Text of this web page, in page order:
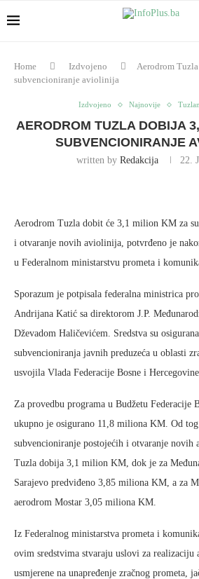
Home Izdvojeno
Aerodrom
subvencioniranje aviolinija
Izdvojeno Najnovije
AERODROM TUZLA DOBIJA
SUBVENCIONIRANJE
written by Redakcija 22.
Aerodrom Tuzla dobit će 3,1 milion KM za
i otvaranje novih aviolinija, potvrđeno je
u Federalnom ministarstvu prometa i
Sporazum je potpisala federalna ministrica
Andrijana Katić sa direktorom J.P.
Dževadom Haličevićem. Sredstva su
subvencioniranja javnih preduzeća u oblasti
usvojila Vlada Federacije Bosne i
Za provedbu programa u Budžetu Federacije
ukupno je osigurano 11,8 miliona KM. Od tog
subvencioniranje postojećih i otvaranje
Tuzla dobija 3,1 milion KM, dok je za
Sarajevo predviđeno 3,85 miliona KM, a za
aerodrom Mostar 3,05 miliona KM.
Iz Federalnog ministarstva prometa i
ovim sredstvima stvaraju uslovi za realizaciju
usmjerene na unapređenje zračnog prometa,